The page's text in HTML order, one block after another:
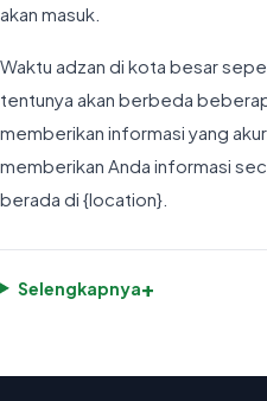
akan masuk.
Waktu adzan di kota besar
tentunya akan berbeda
memberikan informasi yang
memberikan Anda informasi
berada di {location}.
Selengkapnya+